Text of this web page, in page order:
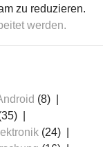
zu reduzieren.
werden.
(8)
(24)